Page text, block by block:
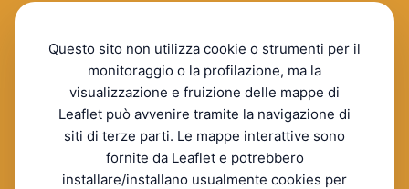
Questo sito non utilizza cookie o strumenti per il
monitoraggio o la profilazione, ma la
visualizzazione e fruizione delle mappe di
Leaflet può avvenire tramite la navigazione di
siti di terze parti. Le mappe interattive sono
fornite da Leaflet e potrebbero
installare/installano usualmente cookies per